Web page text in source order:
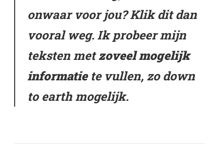
onwaar voor jou? Klik dit dan
vooral weg. Ik probeer mijn
teksten metzoveel mogelijk
informatiete vullen, zo down
to earth mogelijk.